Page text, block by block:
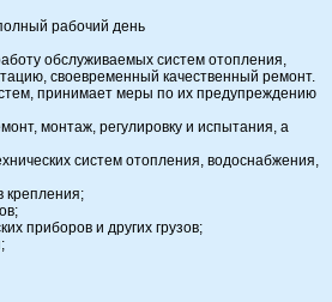
рабочий день
обслуживаемых систем отопления,
своевременный качественный ремонт.
принимает меры по их предупреждению
монтаж, регулировку и испытания, а
систем отопления, водоснабжения,
крепления;
приборов и других грузов;